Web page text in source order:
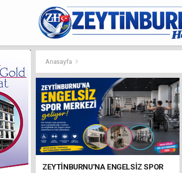
Anasayfa
ZEYTİNBURNU’NA ENGELSİZ SPOR